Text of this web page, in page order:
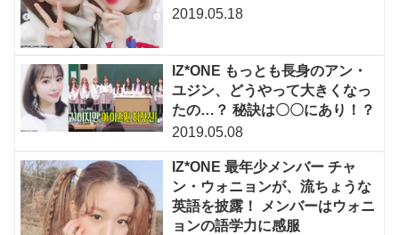
2019.05.18
IZ*ONE もっとも長身のアン・
ユジン、どうやって大きくなっ
たの…？ 秘訣は〇〇にあり！？
2019.05.08
IZ*ONE 最年少メンバー チャ
ン・ウォニョンが、流ちょうな
英語を披露！ メンバーはウォニ
ョンの語学力に感服